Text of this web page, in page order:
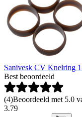
Sanivesk CV Knelring
Best beoordeeld
(4)Beoordeeld met 5.0
3.79